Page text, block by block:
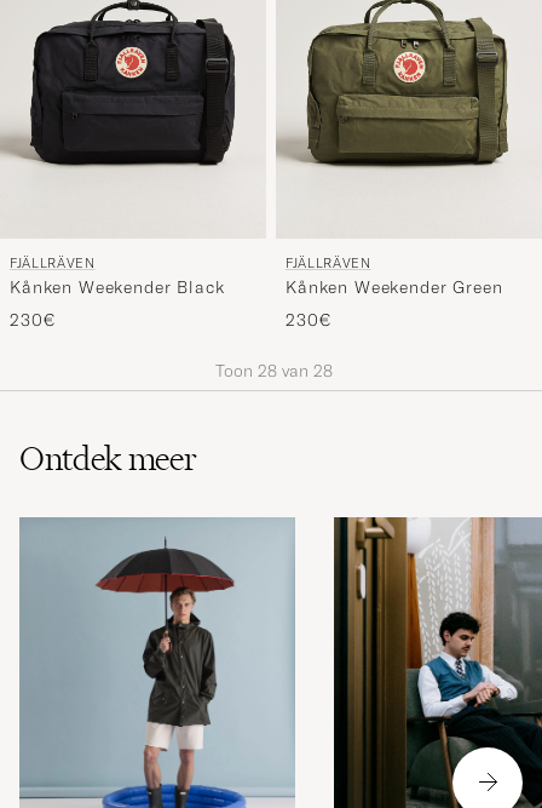
FJÄLLRÄVEN
Kånken Weekender Black
230€
FJÄLLRÄVEN
Kånken Weekender Green
230€
Toon 28 van 28
Ontdek meer